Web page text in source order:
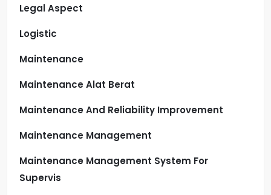
Legal Aspect
Logistic
Maintenance
Maintenance Alat Berat
Maintenance And Reliability Improvement
Maintenance Management
Maintenance Management System For
Supervis